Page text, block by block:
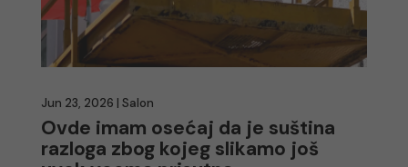
Ovde imam osećaj da je suština
razloga zbog kojeg slikamo još
Jun 23, 2026 | Salon